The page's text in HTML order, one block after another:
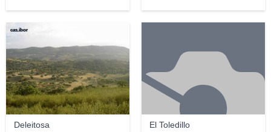
Deleitosa
cas.ibor
El Toledillo